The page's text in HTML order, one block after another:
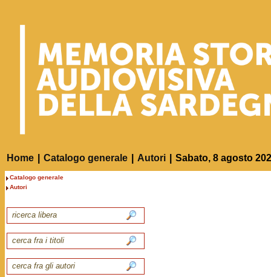
Home Catalogo generale Autori Sabato, 8 agosto
Catalogo generale
Autori